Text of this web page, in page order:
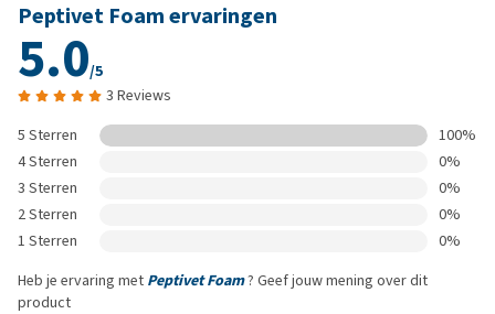
Peptivet Foam ervaringen
5.0/5
3 Reviews
5 Sterren
100%
4 Sterren
0%
3 Sterren
0%
2 Sterren
0%
1 Sterren
0%
Heb je ervaring met Peptivet Foam? Geef jouw mening over dit
product